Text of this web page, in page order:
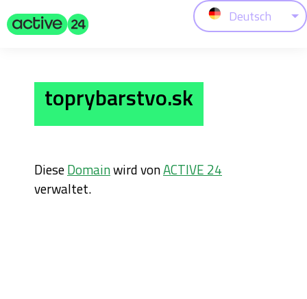
Deutsch
toprybarstvo.sk
DieseDomainwird vonACTIVE 24
verwaltet.